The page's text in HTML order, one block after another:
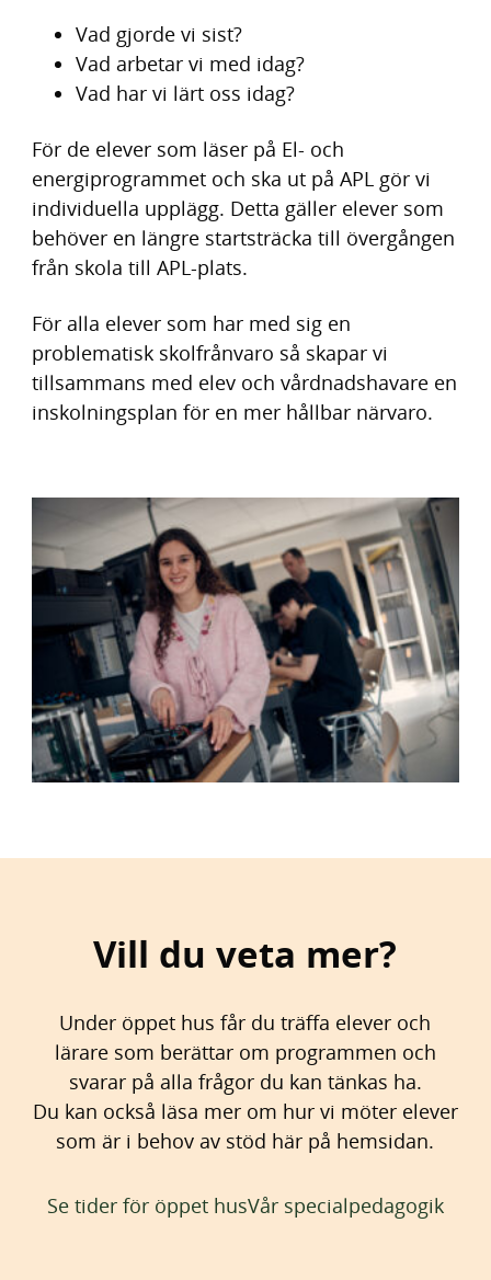
Vad gjorde vi sist?
Vad arbetar vi med idag?
Vad har vi lärt oss idag?
För de elever som läser på El- och
energiprogrammet och ska ut på APL gör vi
individuella upplägg. Detta gäller elever som
behöver en längre startsträcka till övergången
från skola till APL-plats.
För alla elever som har med sig en
problematisk skolfrånvaro så skapar vi
tillsammans med elev och vårdnadshavare en
inskolningsplan för en mer hållbar närvaro.
Vill du veta mer?
Under öppet hus får du träffa elever och
lärare som berättar om programmen och
svarar på alla frågor du kan tänkas ha.
Du kan också läsa mer om hur vi möter elever
som är i behov av stöd här på hemsidan.
Se tider för öppet husVår specialpedagogik